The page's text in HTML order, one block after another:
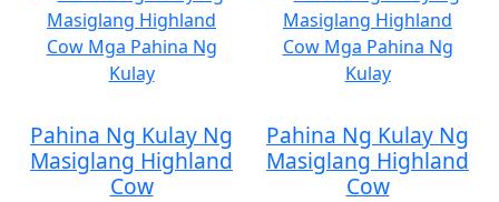
Pahina Ng Kulay Ng
Masiglang Highland
Cow
Pahina Ng Kulay Ng
Masiglang Highland
Cow